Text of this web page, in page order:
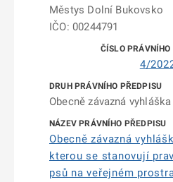
Městys Dolní Bukovsko
IČO: 00244791
4/
Obecně závazná vyhláška
Obecně závazná
kterou se stanovují
psů na veřejném